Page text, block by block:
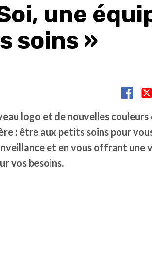
une
soins »
logo et de nouvelles couleurs
: être aux petits soins pour
et en vous offrant une
vos besoins.